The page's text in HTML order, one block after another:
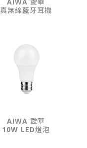
真無線藍牙耳機
AIWA 愛華
10W LED燈泡